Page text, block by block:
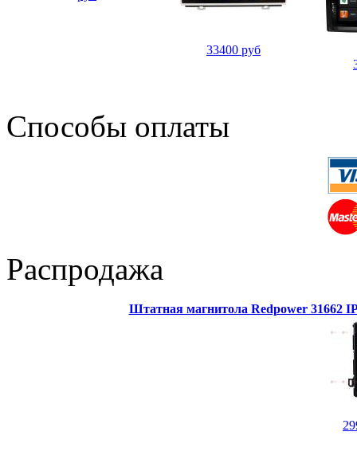
33400 руб
Способы оплаты
Распродажа
Штатная магнитола Redpower 31662